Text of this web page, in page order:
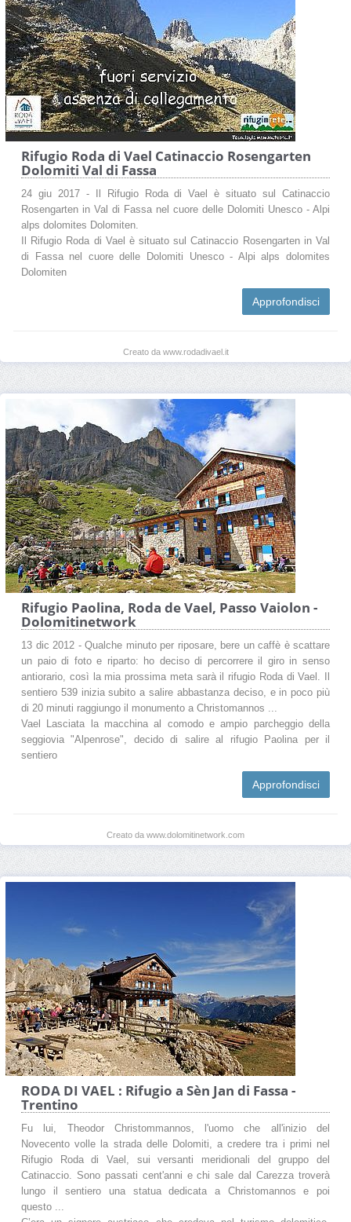
Rifugio Roda di Vael Catinaccio Rosengarten
Dolomiti Val di Fassa
24 giu 2017 - Il Rifugio Roda di Vael è situato sul Catinaccio
Rosengarten in Val di Fassa nel cuore delle Dolomiti Unesco - Alpi
alps dolomites Dolomiten.
Il Rifugio Roda di Vael è situato sul Catinaccio Rosengarten in Val
di Fassa nel cuore delle Dolomiti Unesco - Alpi alps dolomites
Dolomiten
Approfondisci
Creato da www.rodadivael.it
Rifugio Paolina, Roda de Vael, Passo Vaiolon -
Dolomitinetwork
13 dic 2012 - Qualche minuto per riposare, bere un caffè è scattare
un paio di foto e riparto: ho deciso di percorrere il giro in senso
antiorario, così la mia prossima meta sarà il rifugio Roda di Vael. Il
sentiero 539 inizia subito a salire abbastanza deciso, e in poco più
di 20 minuti raggiungo il monumento a Christomannos ...
Vael Lasciata la macchina al comodo e ampio parcheggio della
seggiovia "Alpenrose", decido di salire al rifugio Paolina per il
sentiero
Approfondisci
Creato da www.dolomitinetwork.com
RODA DI VAEL : Rifugio a Sèn Jan di Fassa -
Trentino
Fu lui, Theodor Christommannos, l'uomo che all'inizio del
Novecento volle la strada delle Dolomiti, a credere tra i primi nel
Rifugio Roda di Vael, sui versanti meridionali del gruppo del
Catinaccio. Sono passati cent'anni e chi sale dal Carezza troverà
lungo il sentiero una statua dedicata a Christomannos e poi
questo ...